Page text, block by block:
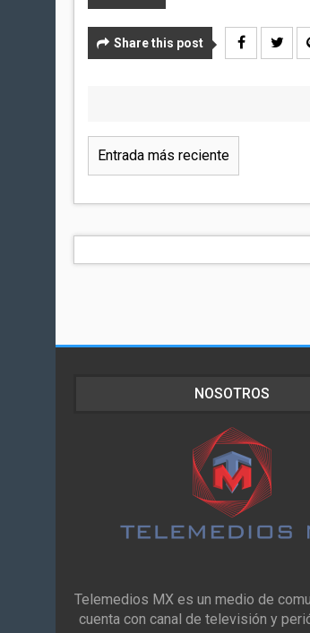
Share this post
Entrada más reciente
NOSOTROS
Telemedios MX es un medio de
cuenta con canal de televisión y